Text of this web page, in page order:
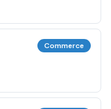
Commerce